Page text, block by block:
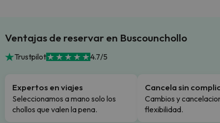
Ventajas de reservar en Buscounchollo
Trustpilot 4.7/5
Expertos en viajes
Seleccionamos a mano solo los
chollos que valen la pena.
Cancela sin
Cambios y
flexibilidad.